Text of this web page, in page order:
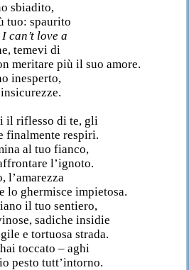
sbiadito,
tuo: spaurito
can’t love a
temevi di
meritare più il suo amore.
inesperto,
il riflesso di te, gli
finalmente respiri.
al tuo fianco,
l’ignoto.
l’amarezza
lo ghermisce impietosa.
il tuo sentiero,
sadiche insidie
e tortuosa strada.
toccato – aghi
pesto tutt’intorno.